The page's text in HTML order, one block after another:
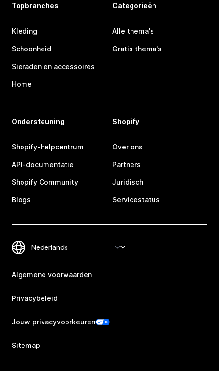
Topbranches
Kleding
Schoonheid
Sieraden en accessoires
Home
Categorieën
Alle thema's
Gratis thema's
Ondersteuning
Shopify-helpcentrum
API-documentatie
Shopify Community
Blogs
Shopify
Over ons
Partners
Juridisch
Servicestatus
Algemene voorwaarden
Privacybeleid
Jouw privacyvoorkeuren
Sitemap